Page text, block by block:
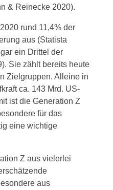
& Reinecke 2020).
rund 11,4% der
aus (Statista
ein Drittel der
Sie zählt bereits heute
Zielgruppen. Alleine in
ca. 143 Mrd. US-
ist die Generation Z
für das
eine wichtige
Z aus vielerlei
aus